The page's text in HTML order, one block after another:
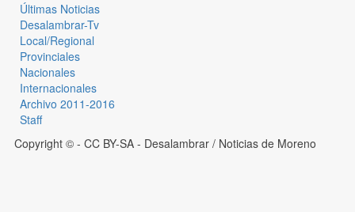
Últimas Noticias
Desalambrar-Tv
Local/Regional
Provinciales
Nacionales
Internacionales
Archivo 2011-2016
Staff
Copyright © - CC BY-SA - Desalambrar / Noticias de Moreno